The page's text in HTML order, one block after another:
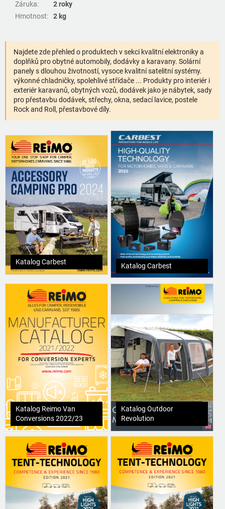
Záruka:
2 roky
Hmotnost: 2 kg
Najdete zde přehled o produktech v sekci kvalitní elektroniky a
doplňků pro obytné automobily, dodávky a karavany. Solární
panely s dlouhou životností, vysoce kvalitní satelitní systémy.
výkonné chladničky, spolehlivé střídače ... Produkty pro interiér i
exteriér karavanů, obytných vozů, dodávek jako je nábytek, sady
pro přestavbu dodávek, střechy, okna, sedací lavice, postele
Rock and Roll, přestavbové díly.
Katalog Carbest
Katalog Carbest
Katalog Reimo Van
Conversions 2022/23
Katalog Outdoor
Revolution